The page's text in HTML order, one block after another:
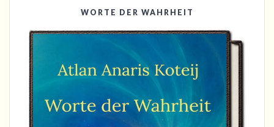
WORTE DER WAHRHEIT